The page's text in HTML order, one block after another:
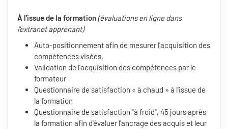
À l'issue de la formation(évaluations en ligne dans
l'extranet apprenant)
Auto-positionnement afin de mesurer l'acquisition des
compétences visées.
Validation de l'acquisition des compétences par le
formateur
Questionnaire de satisfaction « à chaud » à l'issue de
la formation
Questionnaire de satisfaction "à froid", 45 jours après
la formation afin d'évaluer l'ancrage des acquis et leur